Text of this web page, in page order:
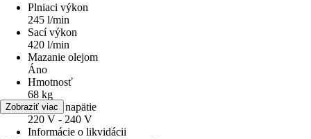
Plniaci výkon
245 l/min
Sací výkon
420 l/min
Mazanie olejom
Áno
Hmotnosť
68 kg
Sieťové napätie
220 V - 240 V
Informácie o likvidácii
Zobraziť viac